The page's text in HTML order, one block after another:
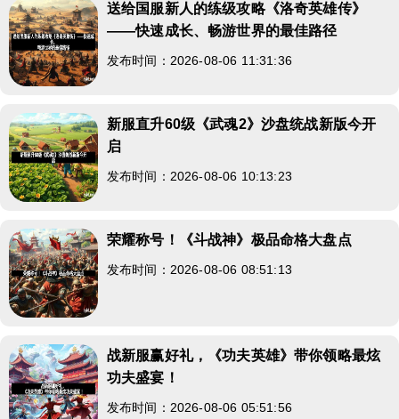
送给国服新人的练级攻略《洛奇英雄传》
——快速成长、畅游世界的最佳路径
发布时间：2026-08-06 11:31:36
新服直升60级《武魂2》沙盘统战新版今开
启
发布时间：2026-08-06 10:13:23
荣耀称号！《斗战神》极品命格大盘点
发布时间：2026-08-06 08:51:13
战新服赢好礼，《功夫英雄》带你领略最炫
功夫盛宴！
发布时间：2026-08-06 05:51:56